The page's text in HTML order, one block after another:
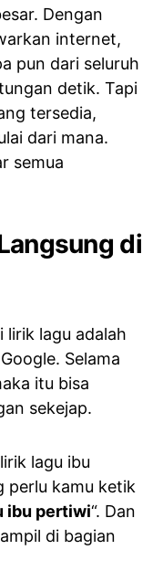
Dengan
internet,
pun dari seluruh
detik. Tapi
tersedia,
dari mana.
semua
di
lirik lagu adalah
Selama
itu bisa
sekejap.
lagu ibu
perlu kamu ketik
ibu pertiwi“. Dan
di bagian